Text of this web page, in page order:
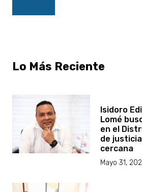
Lo Más Reciente
Isidoro
Lomé
en el
de
cercana
Mayo 31,